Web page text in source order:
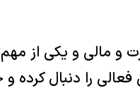
و مالی و یکی از
را دنبال کرده و